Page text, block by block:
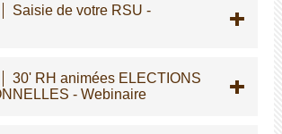
Saisie de votre RSU -
30' RH animées ELECTIONS
- Webinaire